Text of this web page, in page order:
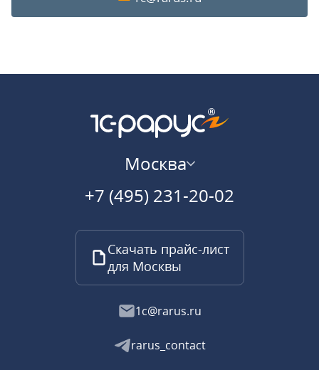
Москва
+7 (495) 231-20-02
Скачать прайс-лист
для Москвы
1c@rarus.ru
rarus_contact